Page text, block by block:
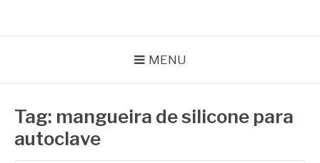
MENU
Tag: mangueira de silicone para
autoclave